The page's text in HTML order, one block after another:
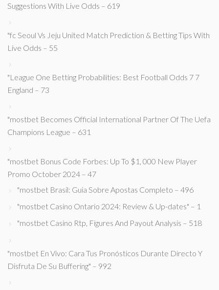
Suggestions With Live Odds – 619
"fc Seoul Vs Jeju United Match Prediction & Betting Tips With
Live Odds – 55
"League One Betting Probabilities: Best Football Odds 7 7
England – 73
"mostbet Becomes Official International Partner Of The Uefa
Champions League – 631
"mostbet Bonus Code Forbes: Up To $1, 000 New Player
Promo October 2024 – 47
"mostbet Brasil: Guia Sobre Apostas Completo – 496
"mostbet Casino Ontario 2024: Review & Up-dates" – 1
"mostbet Casino Rtp, Figures And Payout Analysis – 518
"mostbet En Vivo: Cara Tus Pronósticos Durante Directo Y
Disfruta De Su Buffering" – 992